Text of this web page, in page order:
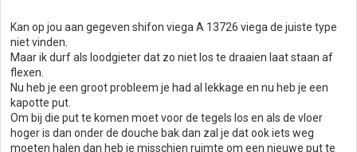
Kan op jou aan gegeven shifon viega A 13726 viega de juiste type
niet vinden.
Maar ik durf als loodgieter dat zo niet los te draaien laat staan af
flexen.
Nu heb je een groot probleem je had al lekkage en nu heb je een
kapotte put.
Om bij die put te komen moet voor de tegels los en als de vloer
hoger is dan onder de douche bak dan zal je dat ook iets weg
moeten halen dan heb je misschien ruimte om een nieuwe put te